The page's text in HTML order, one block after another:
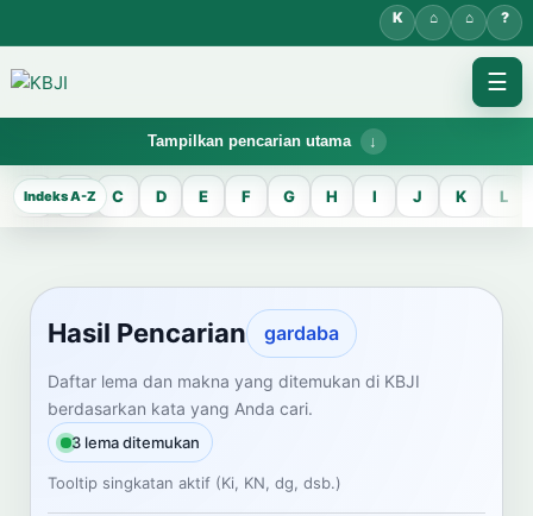
☰
Tampilkan pencarian utama
KBJI WORKSPACE
Hasil Pencarian
Temukan lema Jawa dan maknanya dalam bahasa Indonesia saat
mengelola data Kamus Bahasa Jawa-Indonesia.
CARI LEMA JAWA
Masukkan kata Jawa
A B C D E F G H I J K L
Hasil Pencarian gardaba
Daftar lema dan makna yang ditemukan di KBJI
berdasarkan kata yang Anda cari.
3 lema ditemukan
Tooltip singkatan aktif (Ki, KN, dg, dsb.)